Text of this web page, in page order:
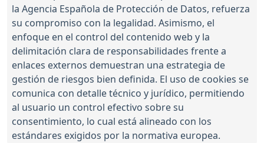
la Agencia Española de Protección de Datos, refuerza
su compromiso con la legalidad. Asimismo, el
enfoque en el control del contenido web y la
delimitación clara de responsabilidades frente a
enlaces externos demuestran una estrategia de
gestión de riesgos bien definida. El uso de cookies se
comunica con detalle técnico y jurídico, permitiendo
al usuario un control efectivo sobre su
consentimiento, lo cual está alineado con los
estándares exigidos por la normativa europea.